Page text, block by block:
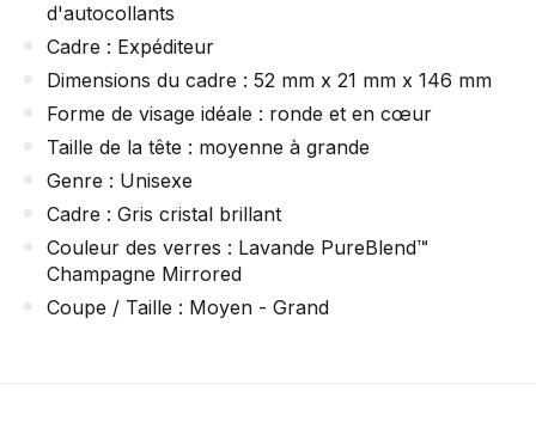
d'autocollants
Cadre : Expéditeur
Dimensions du cadre : 52 mm x 21 mm x 146 mm
Forme de visage idéale : ronde et en cœur
Taille de la tête : moyenne à grande
Genre : Unisexe
Cadre : Gris cristal brillant
Couleur des verres : Lavande PureBlend™
Champagne Mirrored
Coupe / Taille : Moyen - Grand